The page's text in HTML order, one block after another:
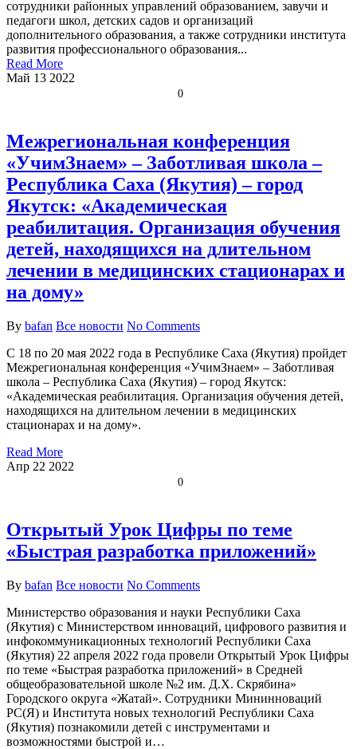
сотрудники районных управлений образованием, завучи и
педагоги школ, детских садов и организаций
дополнительного образования, а также сотрудники института
развития профессионального образования...
Read More
Май 13 2022
0
Межрегиональная конференция
«УчимЗнаем» – Заботливая школа –
Республика Саха (Якутия) – город
Якутск: «Академическая
реабилитация. Организация обучения
детей, находящихся на длительном
лечении в медицинских стационарах и
на дому»
By bafan Все новости No Comments
С 18 по 20 мая 2022 года в Республике Саха (Якутия) пройдет
Межрегиональная конференция «УчимЗнаем» – Заботливая
школа – Республика Саха (Якутия) – город Якутск:
«Академическая реабилитация. Организация обучения детей,
находящихся на длительном лечении в медицинских
стационарах и на дому».
Read More
Апр 22 2022
0
Открытый Урок Цифры по теме
«Быстрая разработка приложений»
By bafan Все новости No Comments
Министерство образования и науки Республики Саха
(Якутия) с Министерством инноваций, цифрового развития и
инфокоммуникационных технологий Республики Саха
(Якутия) 22 апреля 2022 года провели Открытый Урок Цифры
по теме «Быстрая разработка приложений» в Средней
общеобразовательной школе №2 им. Д.Х. Скрябина»
Городского округа «Жатай». Сотрудники Мининноваций
РС(Я) и Института новых технологий Республики Саха
(Якутия) познакомили детей с инструментами и
возможностями быстрой и…